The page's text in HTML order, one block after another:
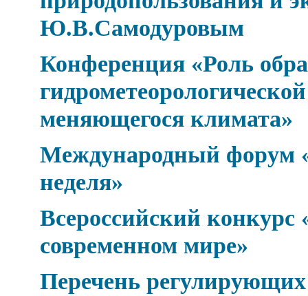
Ю.В.Самодуровым
Конференция «Роль
меняющегося климата»
Международный форум
неделя»
Всероссийский конкурс
современном мире»
Перечень